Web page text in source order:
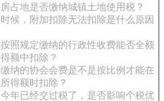
占地是否缴纳城镇土地使用税？
候，附加扣除无法扣除是什么原因
照规定缴纳的行政性收费能否全额
额中扣除？
纳的协会会费是不是按比例才能在
得额时扣除？
年已经交过税了，是否影响个税优